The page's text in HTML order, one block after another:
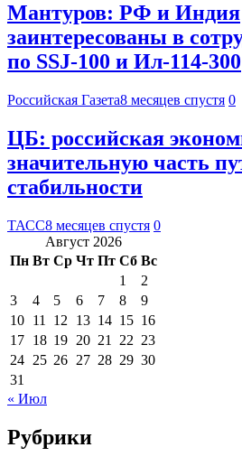
Мантуров: РФ и Индия
заинтересованы в
по SSJ-100 и Ил-114-300
Российская Газета8 месяцев спустя 0
ЦБ: российская
значительную часть
стабильности
ТАСС8 месяцев спустя 0
Август 2026
Пн Вт Ср Чт Пт Сб Вс
1
2
3
4 5 6 7 8
9
10 11 12 13 14 15 16
17 18 19 20 21 22 23
24 25 26 27 28 29 30
31
« Июл
Рубрики